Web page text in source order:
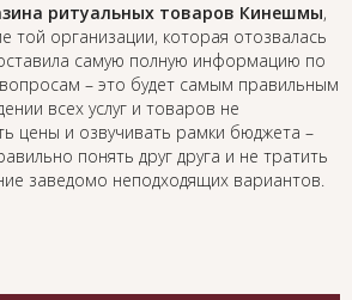
ритуальных товаров Кинешмы,
той организации, которая отозвалась
самую полную информацию по
– это будет самым правильным
всех услуг и товаров не
цены и озвучивать рамки бюджета –
понять друг друга и не тратить
заведомо неподходящих вариантов.